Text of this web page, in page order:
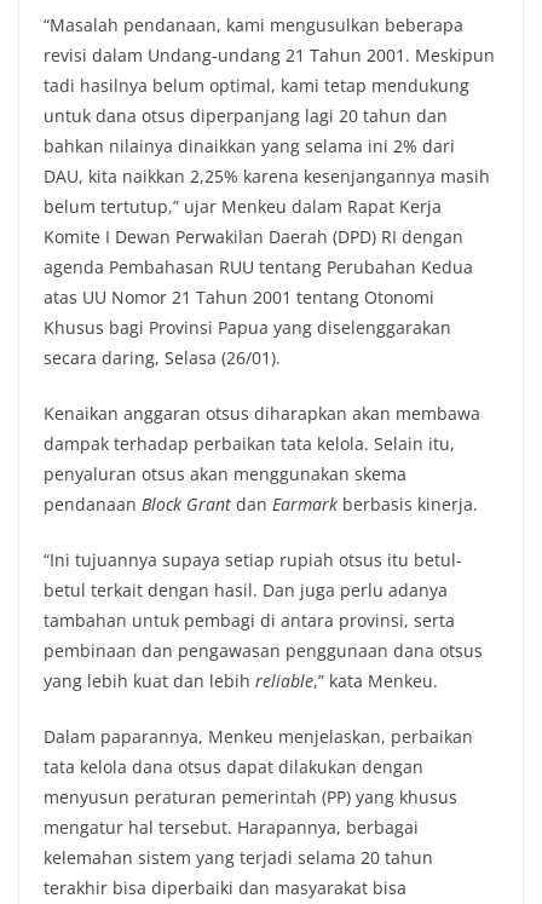
“Masalah pendanaan, kami mengusulkan beberapa
revisi dalam Undang-undang 21 Tahun 2001. Meskipun
tadi hasilnya belum optimal, kami tetap mendukung
untuk dana otsus diperpanjang lagi 20 tahun dan
bahkan nilainya dinaikkan yang selama ini 2% dari
DAU, kita naikkan 2,25% karena kesenjangannya masih
belum tertutup,” ujar Menkeu dalam Rapat Kerja
Komite I Dewan Perwakilan Daerah (DPD) RI dengan
agenda Pembahasan RUU tentang Perubahan Kedua
atas UU Nomor 21 Tahun 2001 tentang Otonomi
Khusus bagi Provinsi Papua yang diselenggarakan
secara daring, Selasa (26/01).
Kenaikan anggaran otsus diharapkan akan membawa
dampak terhadap perbaikan tata kelola. Selain itu,
penyaluran otsus akan menggunakan skema
pendanaan Block Grant dan Earmark berbasis kinerja.
“Ini tujuannya supaya setiap rupiah otsus itu betul-
betul terkait dengan hasil. Dan juga perlu adanya
tambahan untuk pembagi di antara provinsi, serta
pembinaan dan pengawasan penggunaan dana otsus
yang lebih kuat dan lebih reliable,” kata Menkeu.
Dalam paparannya, Menkeu menjelaskan, perbaikan
tata kelola dana otsus dapat dilakukan dengan
menyusun peraturan pemerintah (PP) yang khusus
mengatur hal tersebut. Harapannya, berbagai
kelemahan sistem yang terjadi selama 20 tahun
terakhir bisa diperbaiki dan masyarakat bisa